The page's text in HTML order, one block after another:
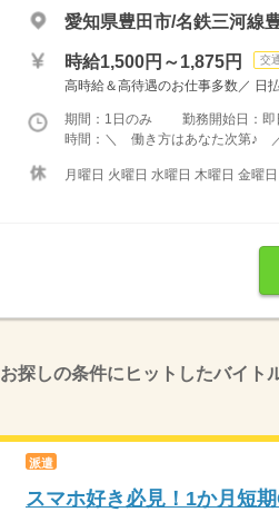
愛知県豊田市/名鉄三河線
時給1,500円～1,875円 交
高時給＆高待遇のお仕事多数／ 日
期間：1日のみ 勤務開始日：即
時間：＼ 働き方はあなた次第♪ ／
月曜日 火曜日 水曜日 木曜日 金曜
お探しの条件にヒットしたバイト
派遣
スマホ好き必見！1か月短